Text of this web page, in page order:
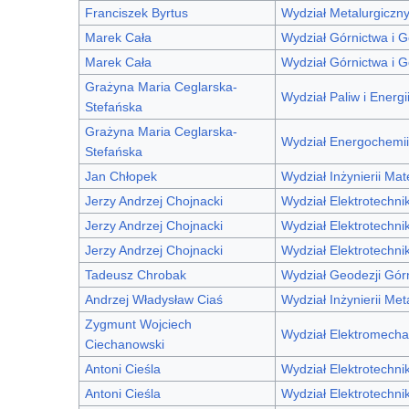
Franciszek Byrtus
Wydział Metalurgiczny
Marek Cała
Wydział Górnictwa i
Marek Cała
Wydział Górnictwa i
Grażyna Maria Ceglarska-
Stefańska
Wydział Paliw i Energii
Grażyna Maria Ceglarska-
Stefańska
Wydział
Jan Chłopek
Wydział Inżynierii
Jerzy Andrzej Chojnacki
Wydział
Jerzy Andrzej Chojnacki
Wydział
Jerzy Andrzej Chojnacki
Wydział
Tadeusz Chrobak
Wydział Geodezji
Andrzej Władysław Ciaś
Wydział Inżynierii
Zygmunt Wojciech
Ciechanowski
Wydział
Antoni Cieśla
Wydział
Antoni Cieśla
Wydział